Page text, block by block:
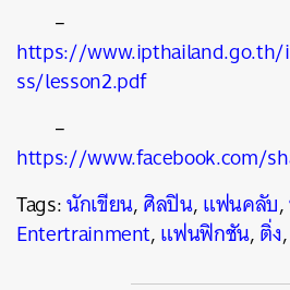
–
https://www.ipthailand.go.th/
ss/lesson2.pdf
–
https://www.facebook.com/
Tags:นักเขียน,ศิลปิน,แฟนคลับ,
Entertrainment,แฟนฟิกชัน,ติ่ง